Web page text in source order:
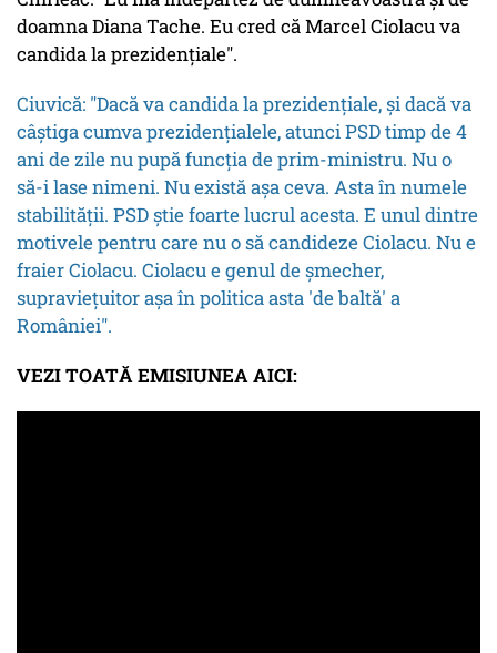
doamna Diana Tache. Eu cred că Marcel Ciolacu va
candida la prezidențiale".
Ciuvică: "Dacă va candida la prezidențiale, și dacă va
câștiga cumva prezidențialele, atunci PSD timp de 4
ani de zile nu pupă funcția de prim-ministru. Nu o
să-i lase nimeni. Nu există așa ceva. Asta în numele
stabilității. PSD știe foarte lucrul acesta. E unul dintre
motivele pentru care nu o să candideze Ciolacu. Nu e
fraier Ciolacu. Ciolacu e genul de șmecher,
supraviețuitor așa în politica asta 'de baltă' a
României".
VEZI TOATĂ EMISIUNEA AICI: